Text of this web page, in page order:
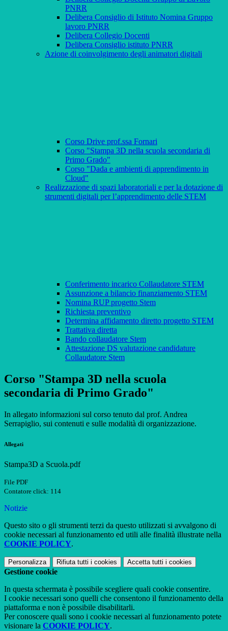
PNRR
Delibera Consiglio di Istituto Nomina Gruppo
lavoro PNRR
Delibera Collegio Docenti
Delibera Consiglio istituto PNRR
Azione di coinvolgimento degli animatori digitali
Corso Drive prof.ssa Fornari
Corso "Stampa 3D nella scuola secondaria di
Primo Grado"
Corso "Dada e ambienti di apprendimento in
Cloud"
Realizzazione di spazi laboratoriali e per la dotazione di
strumenti digitali per l’apprendimento delle STEM
Conferimento incarico Collaudatore STEM
Assunzione a bilancio finanziamento STEM
Nomina RUP progetto Stem
Richiesta preventivo
Determina affidamento diretto progetto STEM
Trattativa diretta
Bando collaudatore Stem
Attestazione DS valutazione candidature
Collaudatore Stem
Corso "Stampa 3D nella scuola
secondaria di Primo Grado"
In allegato informazioni sul corso tenuto dal prof. Andrea
Serrapiglio, sui contenuti e sulle modalità di organizzazione.
Allegati
Stampa3D a Scuola.pdf
File PDF
Contatore click: 114
Notizie
Questo sito o gli strumenti terzi da questo utilizzati si avvalgono di
cookie necessari al funzionamento ed utili alle finalità illustrate nella
COOKIE POLICY.
Personalizza Rifiuta tutti i cookies Accetta tutti i cookies
Gestione cookie
In questa schermata è possibile scegliere quali cookie consentire.
I cookie necessari sono quelli che consentono il funzionamento della
piattaforma e non è possibile disabilitarli.
Per conoscere quali sono i cookie necessari al funzionamento potete
visionare la COOKIE POLICY.